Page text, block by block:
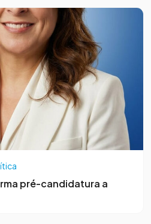
pré-candidatura a